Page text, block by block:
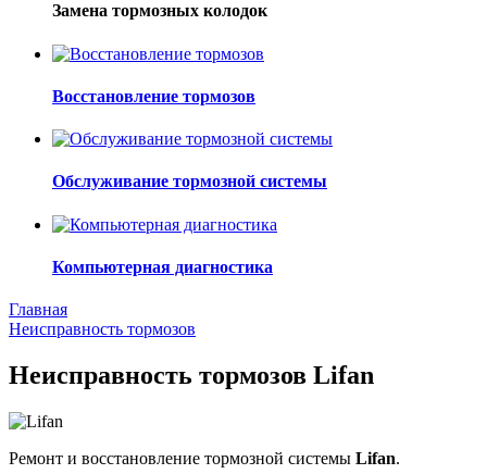
Замена тормозных колодок
Восстановление тормозов
Обслуживание тормозной системы
Компьютерная диагностика
Главная
Неисправность тормозов
Неисправность тормозов Lifan
Ремонт и восстановление тормозной системы Lifan.